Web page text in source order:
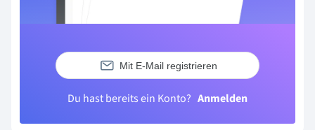
Mit E-Mail registrieren
Du hast bereits ein Konto? Anmelden